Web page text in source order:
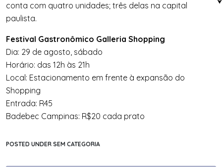
conta com quatro unidades; três delas na capital
paulista.
Festival Gastronômico Galleria Shopping
Dia: 29 de agosto, sábado
Horário: das 12h às 21h
Local: Estacionamento em frente à expansão do
Shopping
Entrada: R45
Badebec Campinas: R$20 cada prato
POSTED UNDER SEM CATEGORIA